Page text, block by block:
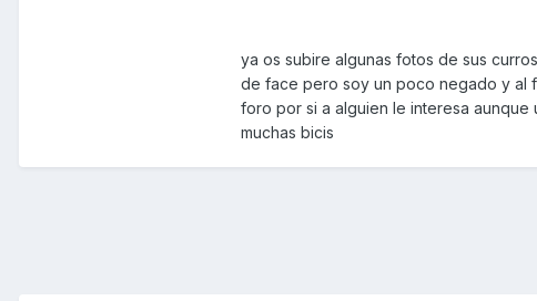
ya os subire algunas fotos de sus
de face pero soy un poco negado y al
foro por si a alguien le interesa aunque
muchas bicis